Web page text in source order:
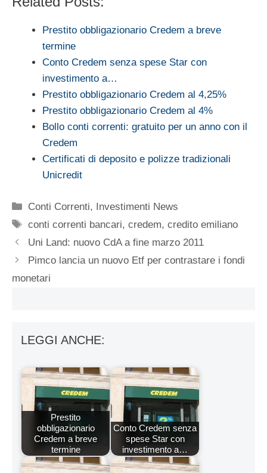
Prestito obbligazionario Credem a breve
termine
Conto Credem senza spese Star con
investimento a…
Prestito obbligazionario Credem al 4,25%
Prestito obbligazionario Credem al 4%
Bollo conti correnti: gratuito per un anno con il
Credem
Certificati di deposito e polizze tradizionali
Unicredit
Categorie
Conti Correnti,
Investimenti News
Tag
conti correnti bancari,credem,credito emiliano
Uni Land: nuovo CdA a fine marzo 2011
Pimco lancia un nuovo Etf per contrastare i fondi
monetari
LEGGI ANCHE:
Prestito
obbligazionario
Credem a breve
termine
Conto Credem senza
spese Star con
investimento a…